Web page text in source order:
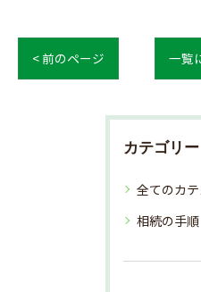
< 前のページ 一覧
カテゴリー
全てのカ
相続の手順